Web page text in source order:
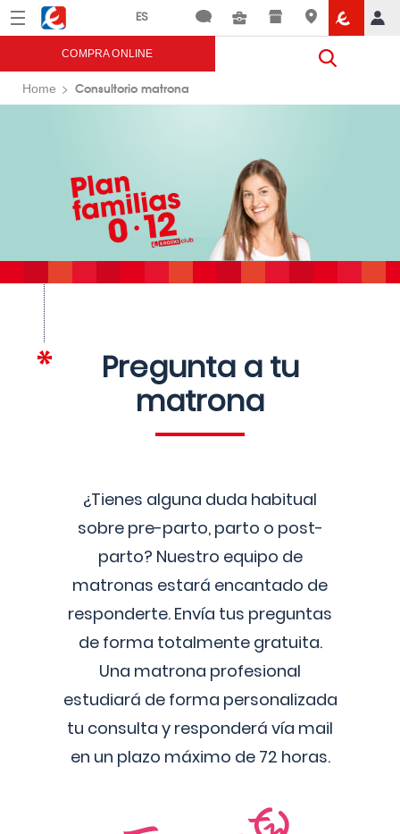
Menú Eroski
COMPRA ONLINE
Home Consultorio matrona
Pregunta a tu
matrona
¿Tienes alguna duda habitual
sobre pre-parto, parto o post-
parto? Nuestro equipo de
matronas estará encantado de
responderte. Envía tus preguntas
de forma totalmente gratuita.
Una matrona profesional
estudiará de forma personalizada
tu consulta y responderá vía mail
en un plazo máximo de 72 horas.